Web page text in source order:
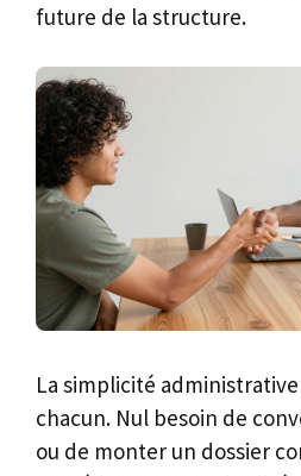
future de la structure.
La simplicité
chacun. Nul besoin de
ou de monter un dossier